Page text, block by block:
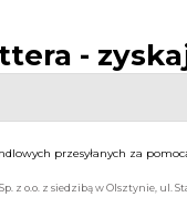
-
przesyłanych za
z o.o. z siedzibą w Olsztynie, ul.